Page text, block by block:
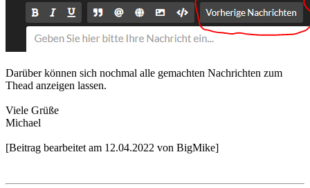
Darüber können sich nochmal alle gemachten Nachrichten zum
Thead anzeigen lassen.
Viele Grüße
Michael
[Beitrag bearbeitet am 12.04.2022 von BigMike]